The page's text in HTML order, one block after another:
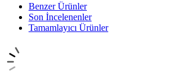
Benzer Ürünler
Son İncelenenler
Tamamlayıcı Ürünler